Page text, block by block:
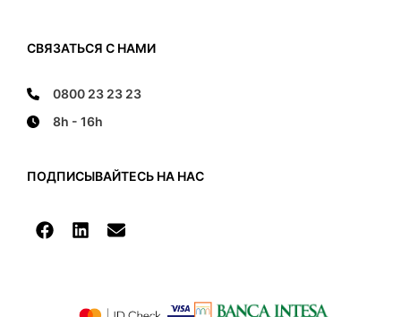
СВЯЗАТЬСЯ С НАМИ
0800 23 23 23
8h - 16h
ПОДПИСЫВАЙТЕСЬ НА НАС